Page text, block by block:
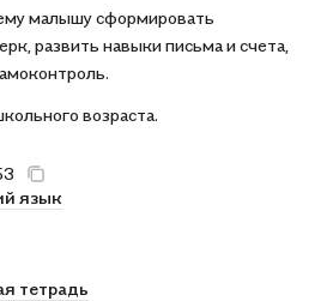
малышу сформировать
развить навыки письма и счета,
возраста.
язык
тетрадь